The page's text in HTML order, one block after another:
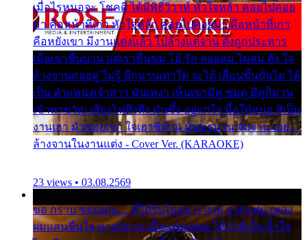
เมื่อไรหนอจะ โชคดี ได้มีพิธีวิวาห์ หัวใจหล้า คอยไปคอย
มา คือหน้าที่เก่า หัวใจหล้า คอยไปคอยมา คือหน้าที่เก่า
คือหยังเขา มีงานแต่งแล้ว ไปล้างแต่จาน ดั่งถูกประหาร
เมื่อเขาชื่นบาน แต่เราขื่นขม โอ้ รัก ลอยลม ไม่สม ดัง ใจ
ล้างจานคอยคู่ ไม่รู้ อีกนานเท่าใด จะได้ เลื่อนขั้นบันได ได้
เป็น ตำแหน่งเจ้าสาว มันเหงา เห็นเขามีคู่ ซมดู มีคู่ก็ม่วน
เข้าพาขวัญ เสียงโห่ตึงตึง มันซึ้ง อยู่แก่ใจ มื้อใด๋หนอ สิเป็น
งานเฮา มัวซอยเขา ใจเฮาซิด้าน มันทรมาน จับจาน เอย…
ล้างจานในงานแต่ง - Cover Ver. (KARAOKE)
23 views • 03.08.2569
ขอ กราบ ขอบคุณ.... ที่ได้รับไออุ่น การุณ จากแฟน เพลง
ผมแสนชื่นใจ หายวังเวง เมื่อแฟนเพลง ให้กำลังใจ น้ำใจ